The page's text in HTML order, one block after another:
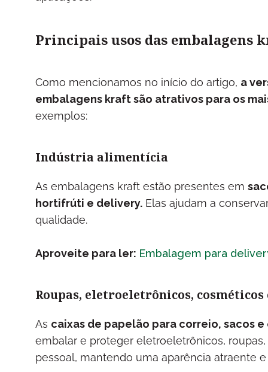
Principais usos das embalagens
Como mencionamos no início do artigo, a
embalagens kraft são atrativos para os
exemplos:
Indústria alimentícia
As embalagens kraft estão presentes em
hortifrúti e delivery.Elas ajudam a
qualidade.
Aproveite para ler: Embalagem para
Roupas, eletroeletrônicos, cosméticos
As caixas de papelão para correio, sacos
embalar e proteger eletroeletrônicos,
pessoal, mantendo uma aparência atraente